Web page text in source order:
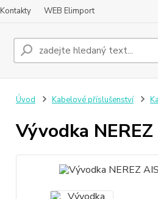
Kontakty WEB Elimport
Úvod Kabelové příslušenství
Vývodka